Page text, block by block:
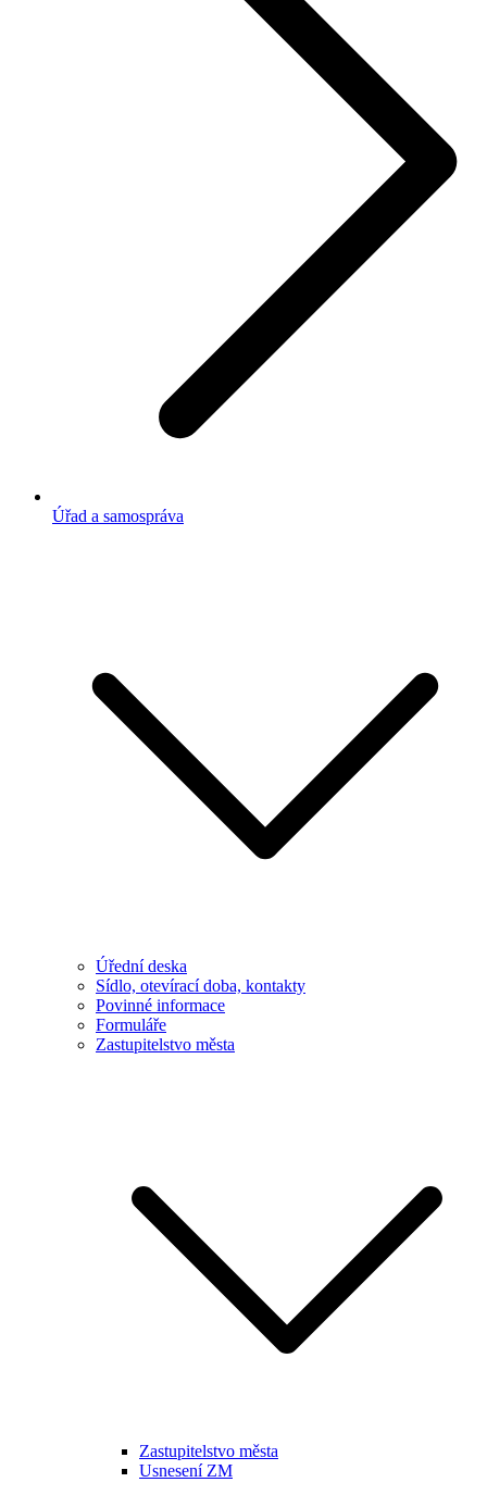
Úřad a samospráva
Úřední deska
Sídlo, otevírací doba, kontakty
Povinné informace
Formuláře
Zastupitelstvo města
Zastupitelstvo města
Usnesení ZM